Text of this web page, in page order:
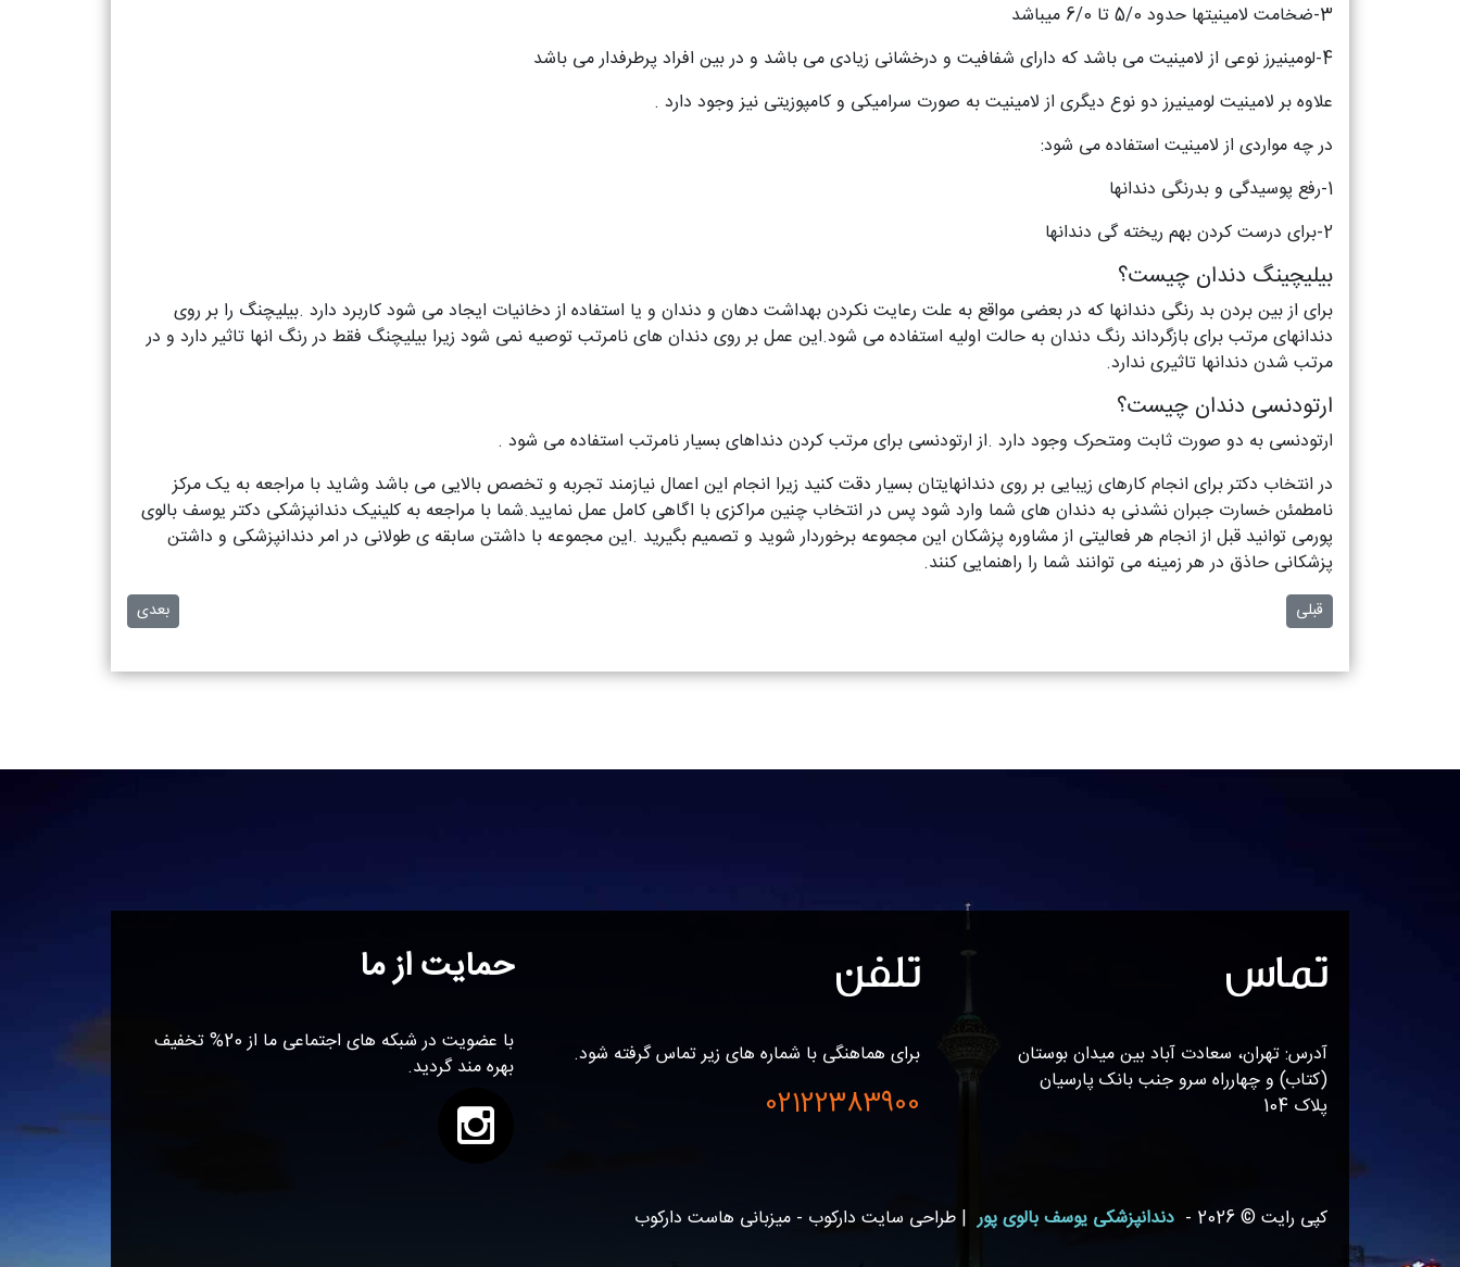
3-ضخامت لامینیتها حدود 5/0 تا 6/0 میباشد
4-لومینیرز نوعی از لامینیت می باشد که دارای شفافیت و درخشانی زیادی می باشد و در بین افراد پرطرفدار می باشد
علاوه بر لامینیت لومینیرز دو نوع دیگری از لامینیت به صورت سرامیکی و کامپوزیتی نیز وجود دارد .
در چه مواردی از لامینیت استفاده می شود:
1-رفع پوسیدگی و بدرنگی دندانها
2-برای درست کردن بهم ریخته گی دندانها
بیلیچینگ دندان چیست؟
برای از بین بردن بد رنگی دندانها که در بعضی مواقع به علت رعایت نکردن بهداشت دهان و دندان و یا استفاده از دخانیات ایجاد می شود کاربرد دارد .بیلیچنگ را بر روی
دندانهای مرتب برای بازگرداند رنگ دندان به حالت اولیه استفاده می شود.این عمل بر روی دندان های نامرتب توصیه نمی شود زیرا بیلیچنگ فقط در رنگ انها تاثیر دارد و در
مرتب شدن دندانها تاثیری ندارد.
ارتودنسی دندان چیست؟
ارتودنسی به دو صورت ثابت ومتحرک وجود دارد .از ارتودنسی برای مرتب کردن دنداهای بسیار نامرتب استفاده می شود .
در انتخاب دکتر برای انجام کارهای زیبایی بر روی دندانهایتان بسیار دقت کنید زیرا انجام این اعمال نیازمند تجربه و تخصص بالایی می باشد وشاید با مراجعه به یک مرکز
نامطمئن خسارت جبران نشدنی به دندان های شما وارد شود پس در انتخاب چنین مراکزی با اگاهی کامل عمل نمایید.شما با مراجعه به کلینیک دندانپزشکی دکتر یوسف بالوی
پورمی توانید قبل از انجام هر فعالیتی از مشاوره پزشکان این مجموعه برخوردار شوید و تصمیم بگیرید .این مجموعه با داشتن سابقه ی طولانی در امر دندانپزشکی و داشتن
پزشکانی حاذق در هر زمینه می توانند شما را راهنمایی کنند.
مطلب قبلی: لیزر و کاربرد آن در دندانپزشکی
قبلی مطلب بعدی: بهداشت
بعدی
تماس
آدرس: تهران، سعادت آباد بین میدان بوستان
(کتاب) و چهارراه سرو جنب بانک پارسیان
پلاک 104
تلفن
برای هماهنگی با شماره های زیر تماس گرفته شود.
02122383900
حمایت از ما
با عضویت در شبکه های اجتماعی ما از 20% تخفیف
بهره مند گردید.
کپی رایت © 2026 - دندانپزشکی یوسف بالوی پور | طراحی سایت دارکوب - میزبانی هاست دارکوب